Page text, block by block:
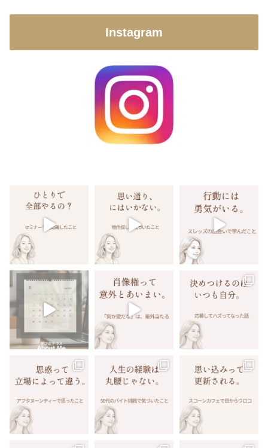
Instagram